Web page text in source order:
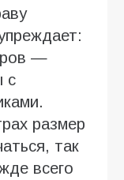
—
с
размер
так
всего